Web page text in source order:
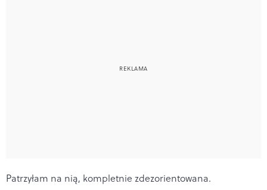
Patrzyłam na nią, kompletnie zdezorientowana.